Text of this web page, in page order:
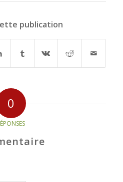
publication
0